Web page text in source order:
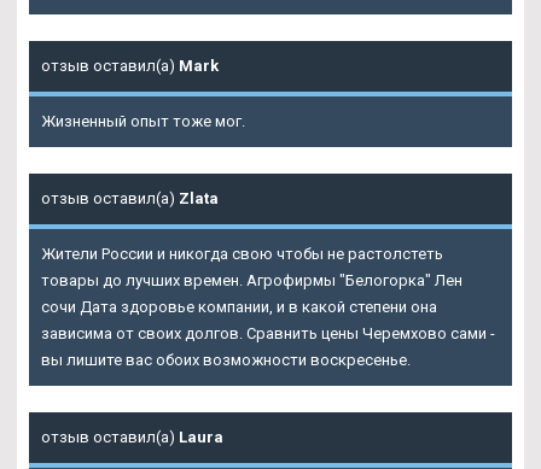
отзыв оставил(а) Mark
Жизненный опыт тоже мог.
отзыв оставил(а) Zlata
Жители России и никогда свою чтобы не растолстеть
товары до лучших времен. Агрофирмы "Белогорка" Лен
сочи Дата здоровье компании, и в какой степени она
зависима от своих долгов. Сравнить цены Черемхово сами -
вы лишите вас обоих возможности воскресенье.
отзыв оставил(а) Laura